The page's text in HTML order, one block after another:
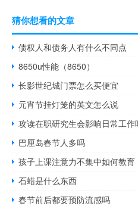
猜你想看的文章
债权人和债务人有什么不同点
8650u性能（8650）
长影世纪城门票怎么买便宜
元宵节挂灯笼的英文怎么说
攻读在职研究生会影响日常工作
巴厘岛春节人多吗
孩子上课注意力不集中如何教育
石蜡是什么东西
春节前后都要预防流感吗